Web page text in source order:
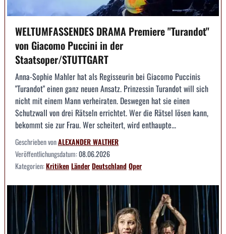
WELTUMFASSENDES DRAMA Premiere "Turandot"
von Giacomo Puccini in der
Staatsoper/STUTTGART
Anna-Sophie Mahler hat als Regisseurin bei Giacomo Puccinis
"Turandot" einen ganz neuen Ansatz. Prinzessin Turandot will sich
nicht mit einem Mann verheiraten. Deswegen hat sie einen
Schutzwall von drei Rätseln errichtet. Wer die Rätsel lösen kann,
bekommt sie zur Frau. Wer scheitert, wird enthaupte...
Geschrieben vonALEXANDER WALTHER
Veröffentlichungsdatum:08.06.2026
Kategorien:KritikenLänderDeutschlandOper